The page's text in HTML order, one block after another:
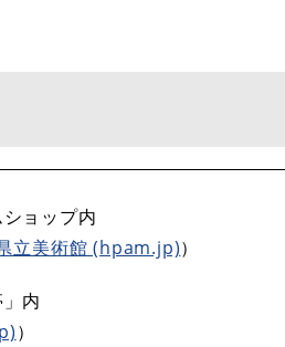
ョップ内
立美術館 (hpam.jp)）
内
）